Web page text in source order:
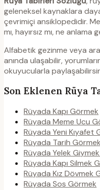
geleneksel kaynaklara
çevrimiçi ansiklopedidir.
mı, hayırsız mı, ne anlama
Alfabetik gezinme veya
anında ulaşabilir,
okuyucularla
Son Eklenen Rüya
Rüyada Kapı Görmek
Rüyada Meme Ucu
Rüyada Yeni Kıyafet
Rüyada Tarih Görmek
Rüyada Yelek
Rüyada Kapı Silmek
Rüyada Kız Dövmek
Rüyada Sos Görmek